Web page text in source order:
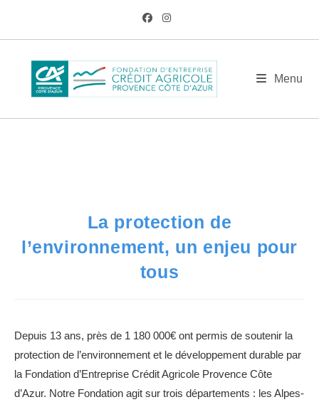
content
Menu
BLOG
AM / Juin Actualités / La protection de l’environnement, un enjeu
La protection de
l’environnement, un enjeu pour
tous
Depuis 13 ans, près de 1 180 000€ ont permis de soutenir la
protection de l’environnement et le développement durable par
la Fondation d’Entreprise Crédit Agricole Provence Côte
d’Azur. Notre Fondation agit sur trois départements : les Alpes-